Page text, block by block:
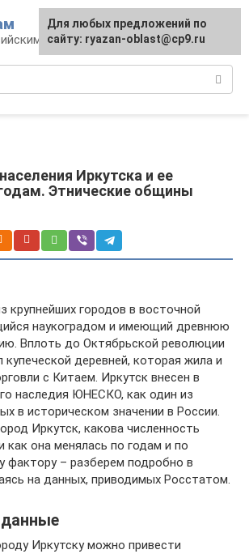
городам
Иркутска и ее
Этнические общины
крупнейших городов в восточной
наукоградом и имеющий древнюю
Вплоть до Октябрьской революции
купеческой деревней, которая жила и
с Китаем. Иркутск внесен в
наследия ЮНЕСКО, как один из
в историческом значении в России.
Иркутск, какова численность
как она менялась по годам и по
фактору – разберем подробно в
на данных, приводимых Росстатом.
Иркутску можно привести
Для любых предложений по
сайту: ryazan-oblast@cp9.ru